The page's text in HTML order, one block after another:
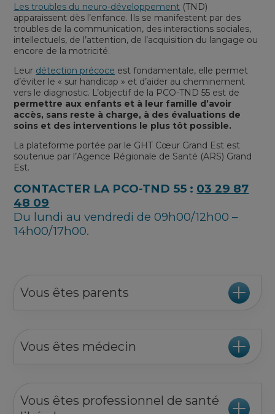
Les troubles du neuro-développement (TND)
apparaissent dès l’enfance. Ils se manifestent par des
troubles de la communication, des interactions sociales,
intellectuels, de l’attention, de l’acquisition du langage ou
encore de la motricité.
Leur détection précoce est fondamentale, elle permet
d’éviter le « sur handicap » et d’aider au cheminement
vers le diagnostic. L’objectif de la PCO-TND 55 est de
permettre aux enfants et à leur famille d’avoir
accès, sans reste à charge, à des évaluations de
soins et des interventions le plus tôt possible.
La plateforme portée par le GHT Cœur Grand Est est
soutenue par l’Agence Régionale de Santé (ARS) Grand
Est.
CONTACTER LA PCO-TND 55 : 03 29 87
48 09
Du lundi au vendredi de 09h00/12h00 –
14h00/17h00.
Vous êtes parents
Vous êtes médecin
Vous êtes professionnel de santé